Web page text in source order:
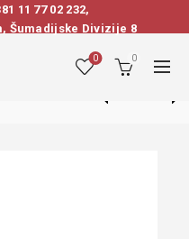
11 77 02 232,
Šumadijske Divizije 8
0 0